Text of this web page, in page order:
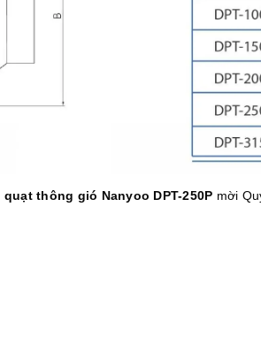
quạt thông gió Nanyoo DPT-250P mời